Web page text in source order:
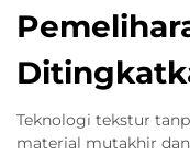
Teknologi tekstur
material mutakhir